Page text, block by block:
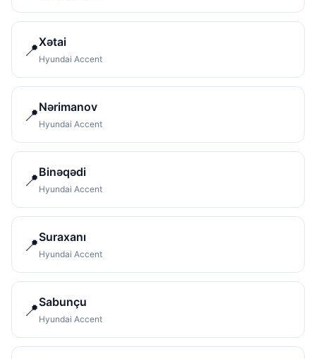
📍Xətai
Hyundai Accent
📍Nərimanov
Hyundai Accent
📍Binəqədi
Hyundai Accent
📍Suraxanı
Hyundai Accent
📍Sabunçu
Hyundai Accent